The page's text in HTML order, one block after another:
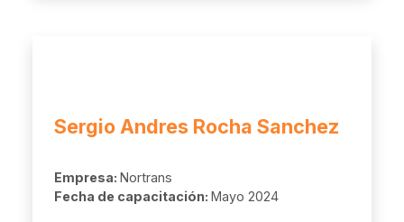
Sergio Andres Rocha Sanchez
Empresa: Nortrans
Fecha de capacitación: Mayo 2024